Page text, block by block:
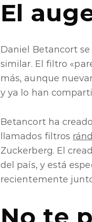
El
Daniel Betancort
similar. El filtro
más, aunque
y ya lo han
Betancort ha
llamados filtros
Zuckerberg. El
del país, y está
recientemente